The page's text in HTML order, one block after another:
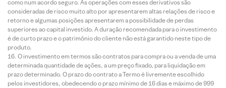
como num acordo seguro. As operações com esses derivativos são
consideradas de risco muito alto por apresentarem altas relações de risco e
retorno e algumas posições apresentarem a possibilidade de perdas
superiores ao capital investido. A duração recomendada para o investimento
é de curto prazo e o patrimônio do cliente não está garantido neste tipo de
produto.
O investimento em termos são contratos para compra ou a venda de uma
determinada quantidade de ações, a um preço fixado, para liquidação em
prazo determinado. O prazo do contrato a Termo é livremente escolhido
pelos investidores, obedecendo o prazo mínimo de 16 dias e máximo de 999